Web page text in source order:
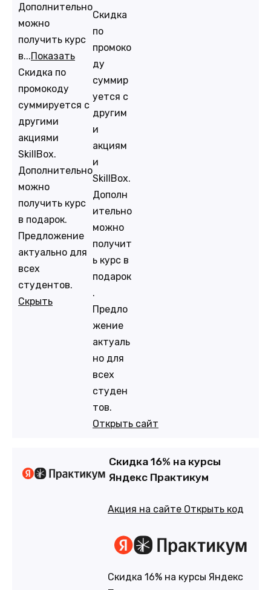
Дополнительно
можно
получить курс
в...Показать
Скидка по
промокоду
суммируется с
другими
акциями
SkillBox.
Дополнительно
можно
получить курс
в подарок.
Предложение
актуально для
всех
студентов.
Скрыть
Скидка
по
промоко
ду
суммир
уется с
другим
и
акциям
и
SkillBox.
Дополн
ительно
можно
получит
ь курс в
подарок
.
Предло
жение
актуаль
но для
всех
студен
тов.
Открыть сайт
Скидка 16% на курсы
Яндекс Практикум
Акция на сайте Открыть код
Скидка 16% на курсы Яндекс